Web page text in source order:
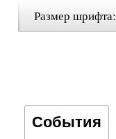
Размер шрифта:
События